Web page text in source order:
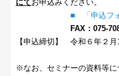
にてお申込みください。
■ 「申込フォ
FAX：075-
【申込締切】 令和６年２月
※なお、セミナーの資料等